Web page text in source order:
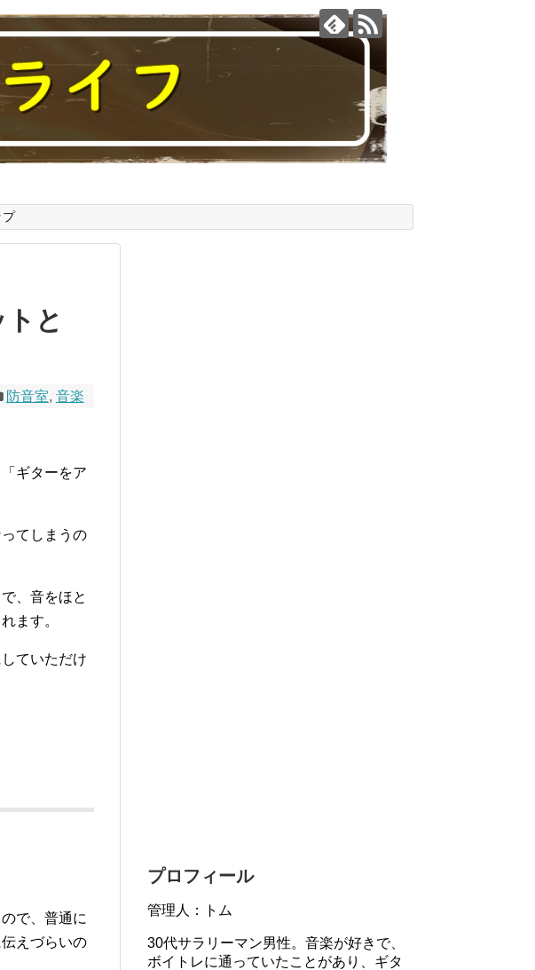
プ
と
防音室, 音楽
ギターをア
てしまうの
、音をほと
ます。
ていただけ
で、普通に
えづらいの
プロフィール
管理人：トム
30代サラリーマン男性。音楽が好きで、
ボイトレに通っていたことがあり、ギタ